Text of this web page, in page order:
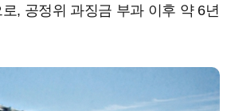
, 공정위 과징금 부과 이후 약 6년